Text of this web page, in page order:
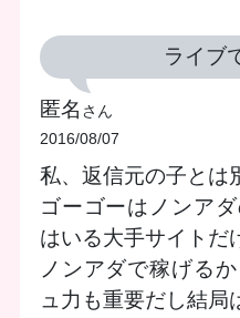
ライブ
匿名 さん
2016/08/07
私、返信元の子とは
ゴーゴーはノンア
はいる大手サイトだ
ノンアダで稼げる
ュ力も重要だし結局